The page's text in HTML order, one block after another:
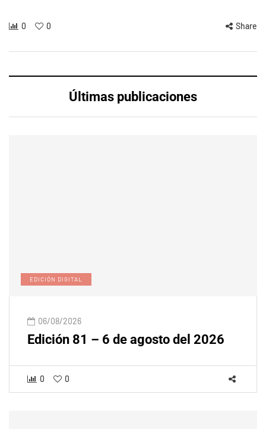
0 0 Share
Últimas publicaciones
EDICIÓN DIGITAL
06/08/2026
Edición 81 – 6 de agosto del 2026
0 0